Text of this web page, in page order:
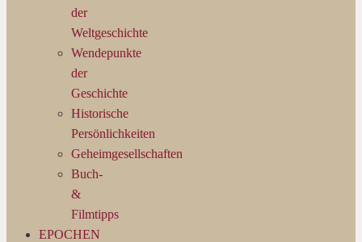
der
Weltgeschichte
Wendepunkte
der
Geschichte
Historische
Persönlichkeiten
Geheimgesellschaften
Buch-
&
Filmtipps
EPOCHEN